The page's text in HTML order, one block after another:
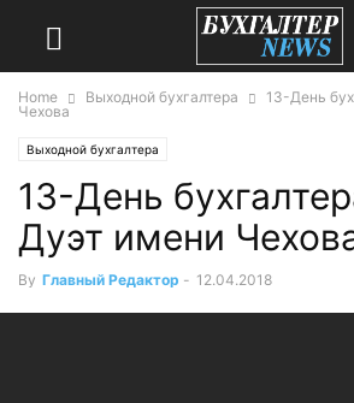
Home Выходной бухгалтера
13-День
Чехова
Выходной бухгалтера
13-День
Дуэт имени
By Главный Редактор - 12.04.2018